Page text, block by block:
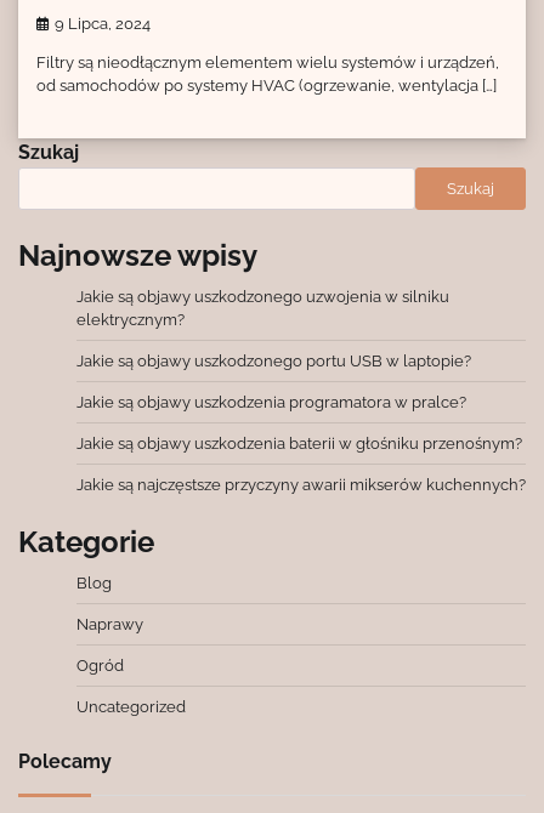
9 Lipca, 2024
Filtry są nieodłącznym elementem wielu systemów i urządzeń,
od samochodów po systemy HVAC (ogrzewanie, wentylacja […]
Szukaj
Szukaj
Najnowsze wpisy
Jakie są objawy uszkodzonego uzwojenia w silniku
elektrycznym?
Jakie są objawy uszkodzonego portu USB w laptopie?
Jakie są objawy uszkodzenia programatora w pralce?
Jakie są objawy uszkodzenia baterii w głośniku przenośnym?
Jakie są najczęstsze przyczyny awarii mikserów kuchennych?
Kategorie
Blog
Naprawy
Ogród
Uncategorized
Polecamy